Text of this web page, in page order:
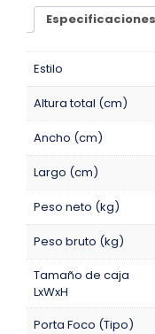
Especificaciones
Estilo
Altura total (cm)
Ancho (cm)
Largo (cm)
Peso neto (kg)
Peso bruto (kg)
Tamaño de caja
LxWxH
Porta Foco (Tipo)